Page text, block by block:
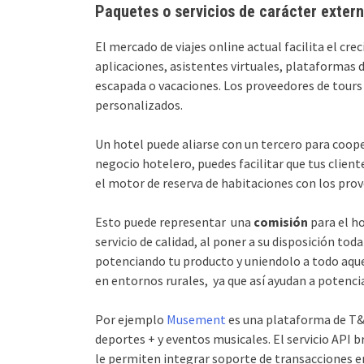
Paquetes o servicios de carácter
El mercado de viajes online actual facilita el
aplicaciones, asistentes virtuales, plataformas
escapada o vacaciones. Los proveedores de
personalizados.
Un hotel puede aliarse con un tercero para
negocio hotelero, puedes facilitar que tus
el motor de reserva de habitaciones con los
Esto puede representar una comisión para el
servicio de calidad, al poner a su disposición
potenciando tu producto y uniendolo a todo
en entornos rurales, ya que así ayudan a
Por ejemplo Musement es una plataforma de
deportes + y eventos musicales. El servicio API
le permiten integrar soporte de transacciones